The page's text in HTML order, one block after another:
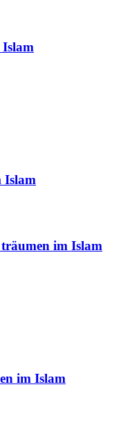
Islam
im Islam
im Islam